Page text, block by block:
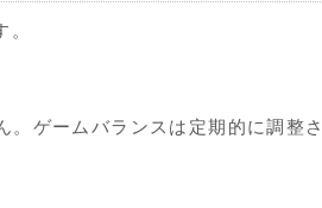
ゲームバランスは定期的に調整